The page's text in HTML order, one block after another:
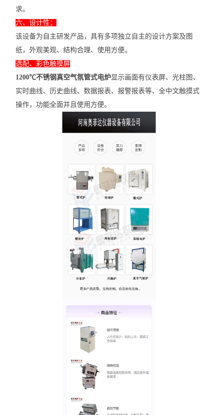
求。
六、设计性；
该设备为自主研发产品，具有多项独立自主的设计方案及图
纸，外观美观、结构合理、使用方便。
选配、彩色触摸屏
1200℃不锈钢真空气氛管式电炉显示画面有仪表屏、光柱图、
实时曲线、历史曲线、数据报表、报警报表等、全中文触摸式
操作，功能全面并且使用方便。